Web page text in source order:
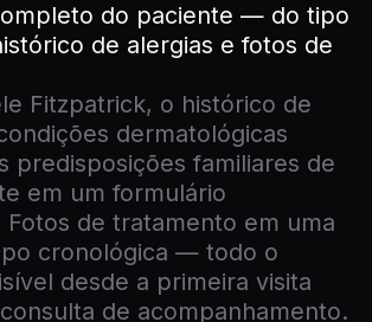
do paciente — do tipo
de alergias e fotos de
Fitzpatrick, o histórico de
dermatológicas
predisposições familiares de
em um formulário
de tratamento em uma
cronológica — todo o
desde a primeira visita
de acompanhamento.